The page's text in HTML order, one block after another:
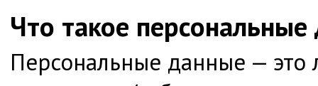
Что такое
Персональные данные —